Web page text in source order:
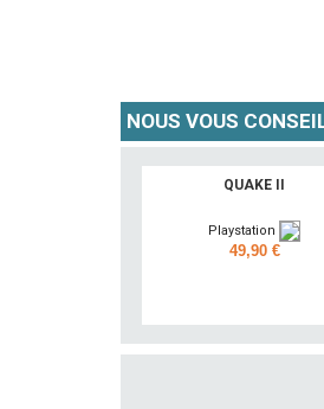
NOUS VOUS
QUAKE II
Playstation
49,90 €